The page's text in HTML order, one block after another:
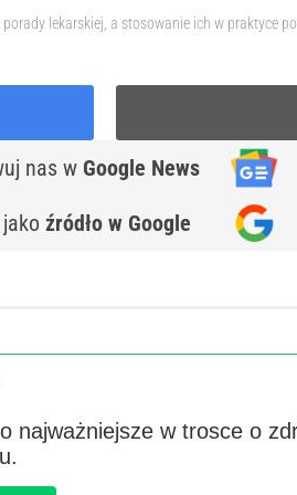
lekarskiej, a stosowanie ich w praktyce
nas w Google News
źródło w Google
najważniejsze w trosce o